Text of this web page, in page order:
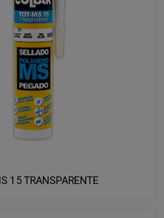
15 TRANSPARENTE